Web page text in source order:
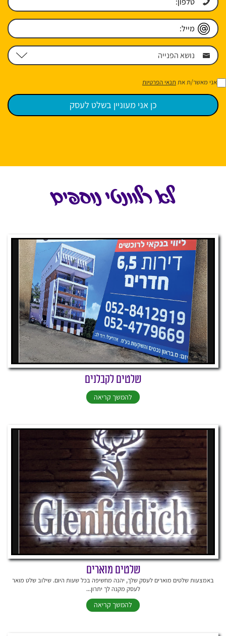
אני מאשר/ת את תנאי הפרטיות
לא רלוונטי נוספים
שלטים לקבלנים
להמשך קריאה
שלטים מוארים
באמצעות שלטים מוארים לעסק שלך, יהנה מחשיפה בכל שעות היום. שילוב שלט מואר
לעסק מקנה לך יתרון...
להמשך קריאה